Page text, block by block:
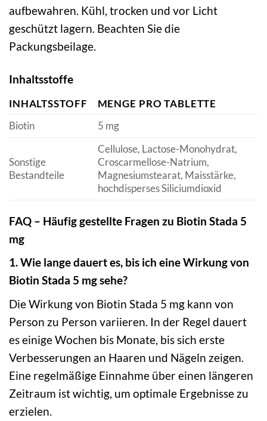
aufbewahren. Kühl, trocken und vor Licht
geschützt lagern. Beachten Sie die
Packungsbeilage.
Inhaltsstoffe
INHALTSSTOFF
MENGE PRO TABLETTE
Biotin
5 mg
Sonstige
Bestandteile
Cellulose, Lactose-Monohydrat,
Croscarmellose-Natrium,
Magnesiumstearat, Maisstärke,
hochdisperses Siliciumdioxid
FAQ – Häufig gestellte Fragen zu Biotin Stada 5
mg
1. Wie lange dauert es, bis ich eine Wirkung von
Biotin Stada 5 mg sehe?
Die Wirkung von Biotin Stada 5 mg kann von
Person zu Person variieren. In der Regel dauert
es einige Wochen bis Monate, bis sich erste
Verbesserungen an Haaren und Nägeln zeigen.
Eine regelmäßige Einnahme über einen längeren
Zeitraum ist wichtig, um optimale Ergebnisse zu
erzielen.